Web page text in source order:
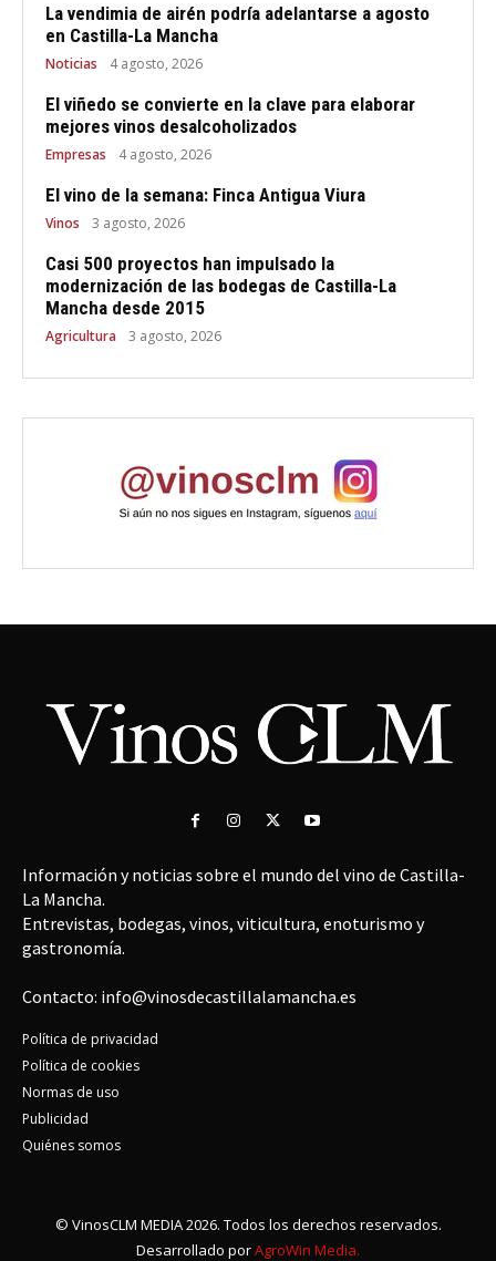
La vendimia de airén podría adelantarse a agosto
en Castilla-La Mancha
Noticias 4 agosto, 2026
El viñedo se convierte en la clave para elaborar
mejores vinos desalcoholizados
Empresas 4 agosto, 2026
El vino de la semana: Finca Antigua Viura
Vinos 3 agosto, 2026
Casi 500 proyectos han impulsado la
modernización de las bodegas de Castilla-La
Mancha desde 2015
Agricultura 3 agosto, 2026
Información y noticias sobre el mundo del vino de Castilla-
La Mancha.
Entrevistas, bodegas, vinos, viticultura, enoturismo y
gastronomía.
Contacto: info@vinosdecastillalamancha.es
Política de privacidad
Política de cookies
Normas de uso
Publicidad
Quiénes somos
© VinosCLM MEDIA 2026. Todos los derechos reservados.
Desarrollado porAgroWin Media.